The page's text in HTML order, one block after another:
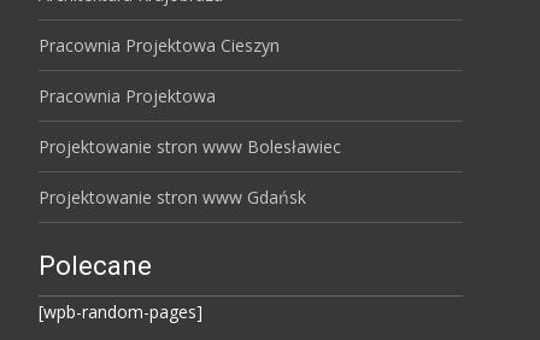
Pracownia Projektowa Cieszyn
Pracownia Projektowa
Projektowanie stron www Bolesławiec
Projektowanie stron www Gdańsk
Polecane
[wpb-random-pages]